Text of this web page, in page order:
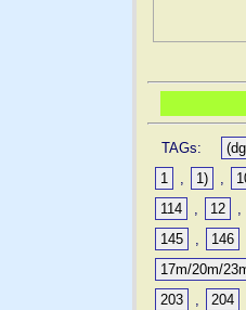
TAGs:
1
, 1) ,
114
, 12 ,
145
, 146
17m/20m/
203
, 204